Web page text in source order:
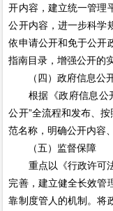
开内容，建立统一管理
公开内容，进一步科学
依申请公开和免于公开
指南目录，增强公开的
（四）政府信息公
根据《政府信息公开
公开”全流程和发布、
范名称，明确公开内容
（五）监督保障
重点以《行政许可法
完善，建立健全长效管
靠制度管人的机制。将